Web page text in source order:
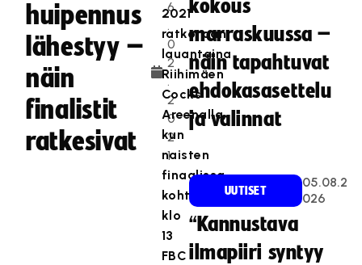
huipennus
lähestyy –
näin
finalistit
ratkesivat
6
.
0
2
.
2
0
2
1
2021
ratkotaan
lauantaina
Riihimäen
Cocks
Areenalla,
kun
naisten
finaalissa
kohtaavat
klo
13
FBC
kokous
marraskuussa –
näin tapahtuvat
ehdokasasettelu
ja valinnat
UUTISET
05.08.2
026
“Kannustava
ilmapiiri syntyy